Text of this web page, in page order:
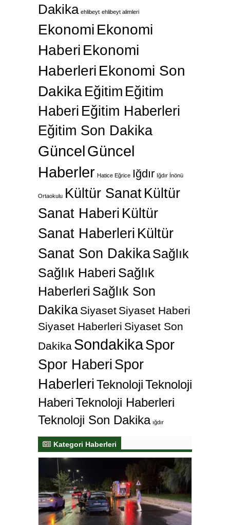
Dakika ehlibeyt ehlibeyt alimleri
Ekonomi Ekonomi
Haberi Ekonomi
Haberleri Ekonomi Son
Dakika Eğitim Eğitim
Haberi Eğitim Haberleri
Eğitim Son Dakika
GüncelGüncel
Haberler Hatice Eğrice Iğdır Iğdır İnönü
Ortaokulu Kültür SanatKültür
Sanat Haberi Kültür
Sanat Haberleri Kültür
Sanat Son DakikaSağlık
Sağlık Haberi Sağlık
Haberleri Sağlık Son
Dakika Siyaset Siyaset Haberi
Siyaset Haberleri Siyaset Son
Dakika SondakikaSpor
Spor Haberi Spor
HaberleriTeknolojiTeknoloji
HaberiTeknoloji Haberleri
Teknoloji Son Dakika ığdır
Kategori Haberleri